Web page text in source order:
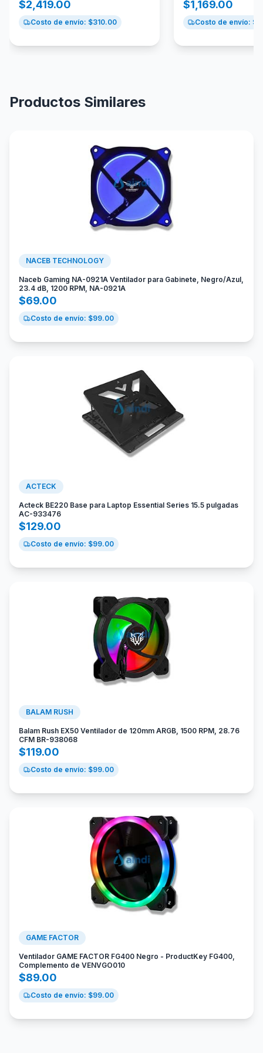
$2,419.00
Costo de envío: $310.00
$1,169.00
Costo de envío: $
Productos Similares
NACEB TECHNOLOGY
Naceb Gaming NA-0921A Ventilador para Gabinete, Negro/Azul,
23.4 dB, 1200 RPM, NA-0921A
$69.00
Costo de envío: $99.00
ACTECK
Acteck BE220 Base para Laptop Essential Series 15.5 pulgadas
AC-933476
$129.00
Costo de envío: $99.00
BALAM RUSH
Balam Rush EX50 Ventilador de 120mm ARGB, 1500 RPM, 28.76
CFM BR-938068
$119.00
Costo de envío: $99.00
GAME FACTOR
Ventilador GAME FACTOR FG400 Negro - ProductKey FG400,
Complemento de VENVGO010
$89.00
Costo de envío: $99.00